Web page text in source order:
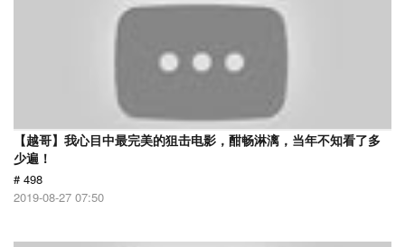
【越哥】我心目中最完美的狙击电影，酣畅淋漓，当年不知看了多
少遍！
# 498
2019-08-27 07:50